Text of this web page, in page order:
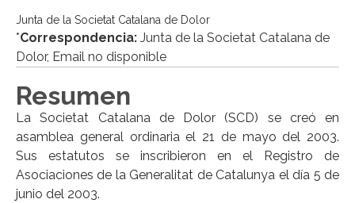
Junta de la Societat Catalana de Dolor
*Correspondencia: Junta de la Societat Catalana de
Dolor, Email no disponible
Resumen
La Societat Catalana de Dolor (SCD) se creó en
asamblea general ordinaria el 21 de mayo del 2003.
Sus estatutos se inscribieron en el Registro de
Asociaciones de la Generalitat de Catalunya el día 5 de
junio del 2003.